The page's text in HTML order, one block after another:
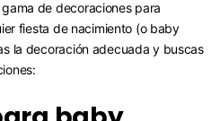
de decoraciones para
fiesta de nacimiento (o baby
la decoración adecuada y buscas